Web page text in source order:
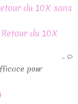
du 10X sans
…
pour